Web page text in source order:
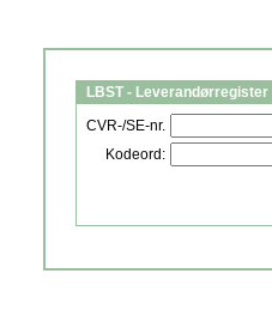
LBST -
CVR-/SE-nr.
Kodeord: